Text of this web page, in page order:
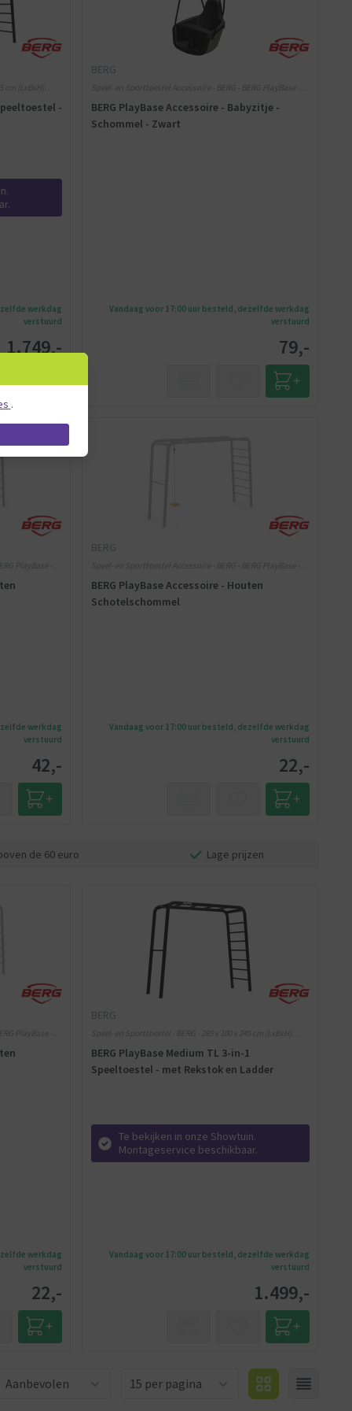
cm (LxBxH)
-
werkdag
verstuurd
1.749,-
BERG
Speel- en Sporttoestel Accessoire - BERG - BERG PlayBase -
BERG PlayBase Accessoire - Babyzitje -
Schommel - Zwart
Vandaag voor 17:00 uur besteld, dezelfde werkdag
verstuurd
79,-
PlayBase -
werkdag
verstuurd
42,-
BERG
Speel- en Sporttoestel Accessoire - BERG - BERG PlayBase -
BERG PlayBase Accessoire - Houten
Schotelschommel
Vandaag voor 17:00 uur besteld, dezelfde werkdag
verstuurd
22,-
de 60 euro Lage prijzen
PlayBase -
werkdag
verstuurd
22,-
BERG
Speel- en Sporttoestel - BERG - 285 x 100 x 245 cm (LxBxH)
BERG PlayBase Medium TL 3-in-1
Speeltoestel - met Rekstok en Ladder
Te bekijken in onze Showtuin.
Montageservice beschikbaar.
Vandaag voor 17:00 uur besteld, dezelfde werkdag
verstuurd
1.499,-
.